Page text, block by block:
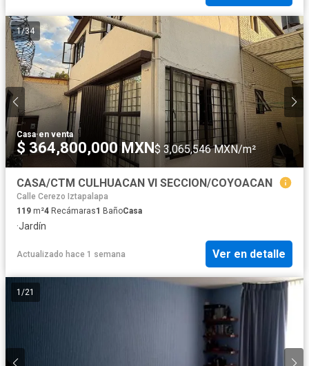
1/34
Casa·en venta
$ 364,800,000 MXN$ 3,065,546 MXN/m²
CASA/CTM CULHUACAN VI SECCION/COYOACAN
Calle Cerezo Iztapalapa
119 m²4 Recámaras1 BañoCasa
·Jardín
Actualizado hace 1 semana Ver en detalle
1 /21